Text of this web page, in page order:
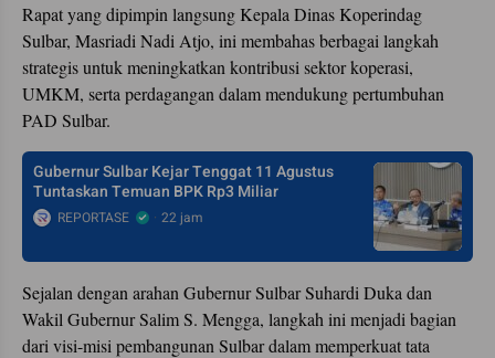
Rapat yang dipimpin langsung Kepala Dinas Koperindag
Sulbar, Masriadi Nadi Atjo, ini membahas berbagai langkah
strategis untuk meningkatkan kontribusi sektor koperasi,
UMKM, serta perdagangan dalam mendukung pertumbuhan
PAD Sulbar.
Gubernur Sulbar Kejar Tenggat 11 Agustus
Tuntaskan Temuan BPK Rp3 Miliar
REPORTASE 22 jam
Sejalan dengan arahan Gubernur Sulbar Suhardi Duka dan
Wakil Gubernur Salim S. Mengga, langkah ini menjadi bagian
dari visi-misi pembangunan Sulbar dalam memperkuat tata